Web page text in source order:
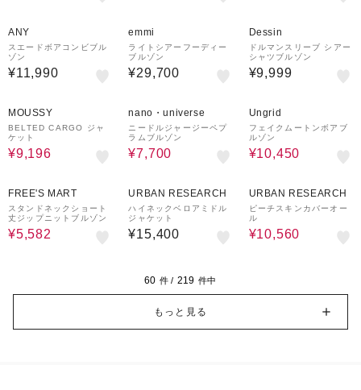
ANY
スエードボアコンビブル
ゾン
¥11,990
emmi
ライトシアーフーディー
ブルゾン
¥29,700
Dessin
ドルマンスリーブ シアー
シャツブルゾン
¥9,999
MOUSSY
BELTED CARGO ジャ
ケット
¥9,196
nano・universe
ニードルジャージーペプ
ラムブルゾン
¥7,700
Ungrid
フェイクムートンボアブ
ルゾン
¥10,450
FREE'S MART
スタンドネックショート
丈ジップニットブルゾン
¥5,582
URBAN RESEARCH
ハイネックベロアミドル
ジャケット
¥15,400
URBAN RESEARCH
ピーチスキンカバーオー
ル
¥10,560
60 件 / 219 件中
もっと見る